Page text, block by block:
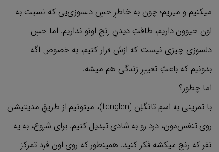
میکنیم و میریم؛ چون به خاطرِ حس‌ِ دلسوزی‌یی که نسبت به
اون حیوون داریم، طاقتِ دیدنِ رنجِ اونو نداریم. اما حسِ
دلسوزی چیزی نیست که ازش فرار کنیم، به خصوص اگه
بدونیم که باعثِ تغییرِ زندگی هم میشه.
اما چطور؟
با تمرینی به اسمِ تانگلِن (tonglen)، میتونیم از طریقِ مدیتیشن
روی تنفس‌مون، درد رو به شادی تبدیل کنیم. برای شروع، به یه
نفر که رنج میکشه فکر کنید. همینطور که روی اون فرد تمرکز